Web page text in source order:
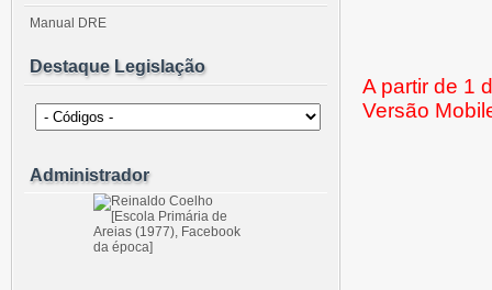
A partir de 1
Versão
Manual DRE
Destaque Legislação
Administrador